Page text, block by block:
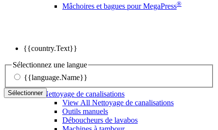
{{country.Text}}
Sélectionnez une langue
{{language.Name}}
Sélectionner
Mâchoires et bagues pour MegaPress®
Nettoyage de canalisations
View All Nettoyage de canalisations
Outils manuels
Déboucheurs de lavabos